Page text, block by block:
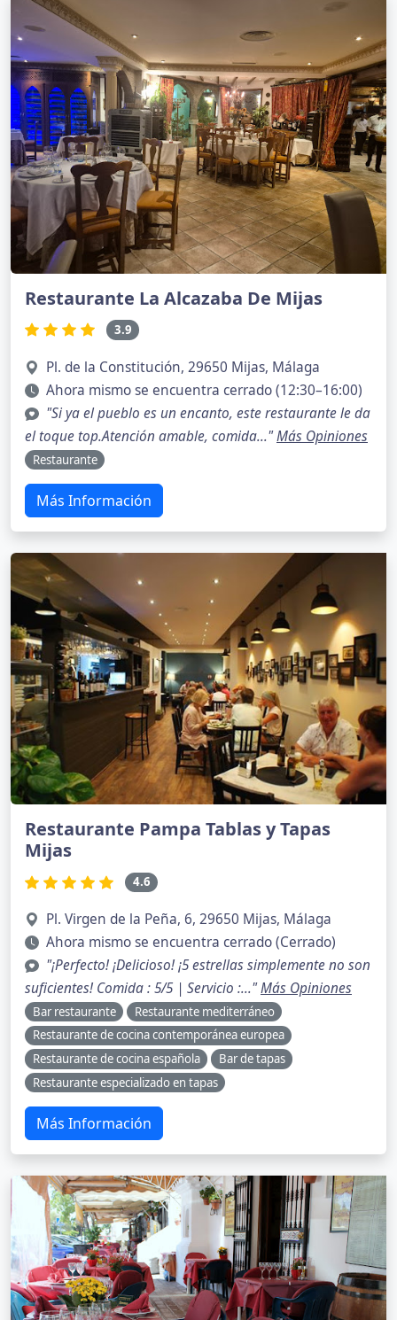
Restaurante La Alcazaba De Mijas
3.9
Pl. de la Constitución, 29650 Mijas, Málaga
Ahora mismo se encuentra cerrado (12:30–16:00)
"Si ya el pueblo es un encanto, este restaurante le da
el toque top.Atención amable, comida..."Más Opiniones
Restaurante
Más Información
Restaurante Pampa Tablas y Tapas
Mijas
4.6
Pl. Virgen de la Peña, 6, 29650 Mijas, Málaga
Ahora mismo se encuentra cerrado (Cerrado)
"¡Perfecto! ¡Delicioso! ¡5 estrellas simplemente no son
suficientes! Comida : 5/5 | Servicio :..."Más Opiniones
Bar restaurante
Restaurante mediterráneo
Restaurante de cocina contemporánea europea
Restaurante de cocina española
Bar de tapas
Restaurante especializado en tapas
Más Información